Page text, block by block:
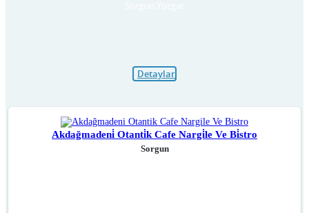
Detaylar
Akdağmadeni̇ Otanti̇k Cafe Nargi̇le Ve Bi̇stro
Sorgun